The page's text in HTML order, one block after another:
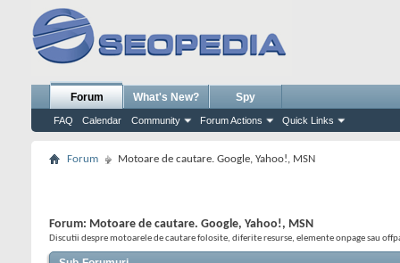
Forum
FAQ Calendar Community Forum Actions Quick Links
What's New? Spy
Forum Motoare de cautare. Google, Yahoo!, MSN
Forum: Motoare de cautare. Google, Yahoo!, MSN
Discutii despre motoarele de cautare folosite, diferite resurse, elemente onpage sau